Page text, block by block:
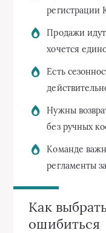
регистрации
Продажи
хочется
Есть
Нужны
без ручных
Команде
регламенты
Как
ошибиться